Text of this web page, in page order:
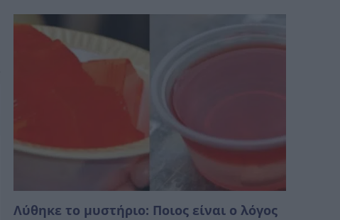
Λύθηκε το μυστήριο: Ποιος είναι ο λόγος